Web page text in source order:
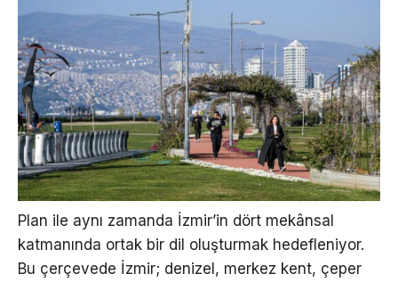
Plan ile aynı zamanda İzmir’in dört mekânsal
katmanında ortak bir dil oluşturmak hedefleniyor.
Bu çerçevede İzmir; denizel, merkez kent, çeper